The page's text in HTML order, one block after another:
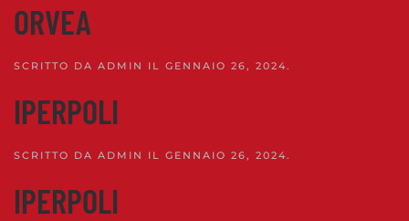
ORVEA
SCRITTO DA ADMIN IL GENNAIO 26, 2024.
IPERPOLI
SCRITTO DA ADMIN IL GENNAIO 26, 2024.
IPERPOLI